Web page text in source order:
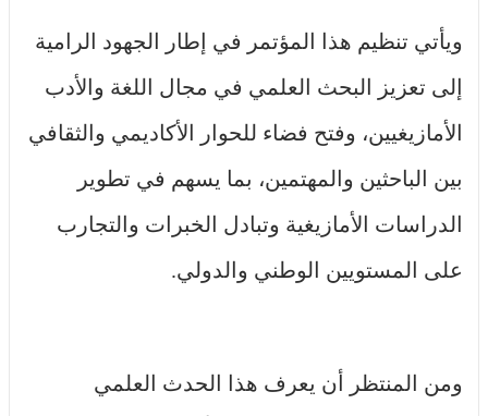
ويأتي تنظيم هذا المؤتمر في إطار الجهود الرامية
إلى تعزيز البحث العلمي في مجال اللغة والأدب
الأمازيغيين، وفتح فضاء للحوار الأكاديمي والثقافي
بين الباحثين والمهتمين، بما يسهم في تطوير
الدراسات الأمازيغية وتبادل الخبرات والتجارب
على المستويين الوطني والدولي.
ومن المنتظر أن يعرف هذا الحدث العلمي